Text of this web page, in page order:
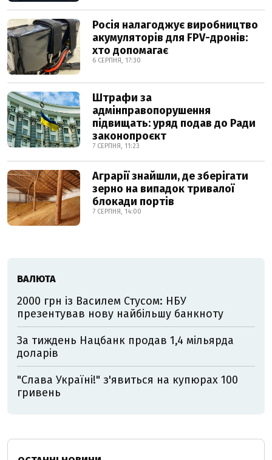
Росія налагоджує виробництво
акумуляторів для FPV-дронів:
хто допомагає
6 СЕРПНЯ, 17:30
Штрафи за
адмінправопорушення
підвищать: уряд подав до Ради
законопроєкт
7 СЕРПНЯ, 11:23
Аграрії знайшли, де зберігати
зерно на випадок тривалої
блокади портів
7 СЕРПНЯ, 14:00
ВАЛЮТА
2000 грн із Василем Стусом: НБУ
презентував нову найбільшу банкноту
За тиждень Нацбанк продав 1,4 мільярда
доларів
"Слава Україні!" з'явиться на купюрах 100
гривень